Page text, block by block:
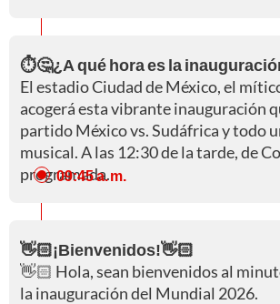
⏱️🤔¿A qué hora es la
El estadio Ciudad de México, el
acogerá esta vibrante inauguración
partido México vs. Sudáfrica y todo
musical. A las 12:30 de la tarde, de
programada.
09:45 a. m.
👋🏻¡Bienvenidos!👋🏻
👋🏻 Hola, sean bienvenidos al
la inauguración del Mundial 2026.